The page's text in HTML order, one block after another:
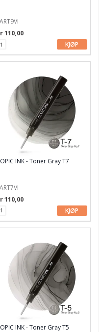
110,00
KJØP
INK - Toner Gray T7
110,00
KJØP
INK - Toner Gray T5